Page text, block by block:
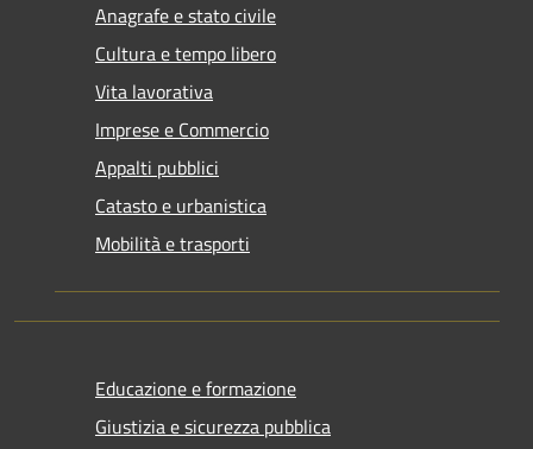
Anagrafe e stato civile
Cultura e tempo libero
Vita lavorativa
Imprese e Commercio
Appalti pubblici
Catasto e urbanistica
Mobilità e trasporti
Educazione e formazione
Giustizia e sicurezza pubblica